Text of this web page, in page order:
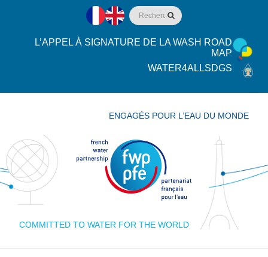
L’APPEL À SIGNATURE DE LA WASH ROAD
MAP
WATER4ALLSDGS
COMMITTED TO WATER FOR THE WORLD
ENGAGÉS POUR L’EAU DU MONDE